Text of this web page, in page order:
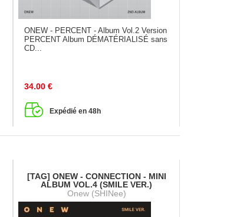
ONEW - PERCENT - Album Vol.2 Version
PERCENT Album DÉMATÉRIALISÉ sans
CD...
34.00 €
Expédié en 48h
[TAG] ONEW - CONNECTION - MINI
ALBUM VOL.4 (SMILE VER.)
Onew (SHINee)